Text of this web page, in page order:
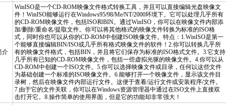
介
WinISO是一个CD-ROM映像文件格式转换工具，并且可以直接编辑光盘映像文
件！WinISO能够运行在Windows95/98/Me/NT/2000环境下。它可以处理几乎所有
的CD-ROM映像文件，包括ISO和BIN。通过WinISO，你可以在映像文件内部添
加/删除/重命名/提取文件。你可以将其他格式的映像文件转换为标准的ISO格
式，同时你也可以从你的CD-ROM中创建ISO映像文件。特点：1.WinISO是第一
个能够直接编辑BIN/ISO或几乎所有格式映像文件的软件！2.你可以转换几乎所
有的映像文件格式，包括BIN，并且将它们保存为标准的ISO格式文件。3.它支持
几乎所有已知的CD-ROM映像文件，包括一些虚拟光驱的映像文件。4.你可以从
CD-ROM中创建一个ISO文件。5.你可以选择映像文件或目录，任何以这些文件
为基础创建一个标准的ISO映像文件。6.能够打开一个映像文件，显示该文件目
录树，然后在映像文件内部运行文件。这便于查看/运行文件或安装程序/文件。
7.由于它的文件关联，你可以在Windows资源管理器中通过在ISO文件上直接双
击打开它。8.操作简单的使用界面，但是它的功能却非常强大！